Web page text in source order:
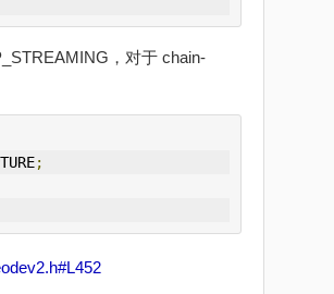
，对于 chain-
;